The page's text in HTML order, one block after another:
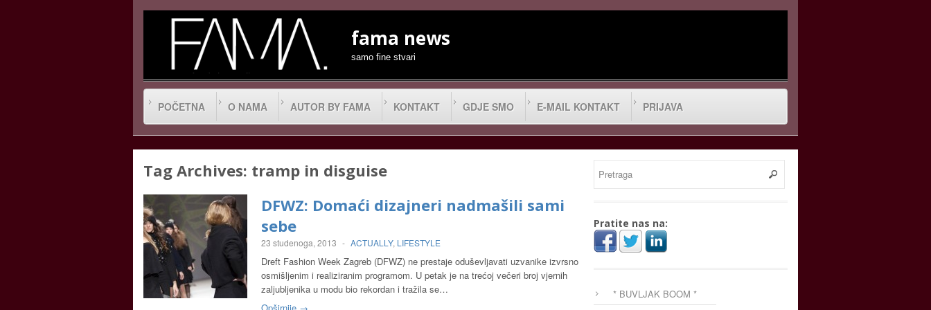
fama news
samo fine stvari
POČETNA O NAMA AUTOR BY FAMA KONTAKT GDJE SMO E-MAIL KONTAKT PRIJAVA
Tag Archives: tramp in disguise
DFWZ: Domaći dizajneri nadmašili sami
sebe
23 studenoga, 2013 - ACTUALLY, LIFESTYLE
Dreft Fashion Week Zagreb (DFWZ) ne prestaje oduševljavati uzvanike izvrsno
osmišljenim i realiziranim programom. U petak je na trećoj večeri broj vjernih
zaljubljenika u modu bio rekordan i tražila se…
Pratite nas na:
* BUVLJAK BOOM *